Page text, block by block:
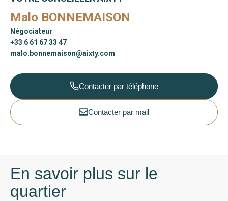
Malo BONNEMAISON
Négociateur
+33 6 61 67 33 47
malo.bonnemaison@aixty.com
Contacter par téléphone
Contacter par mail
En savoir plus sur le
quartier